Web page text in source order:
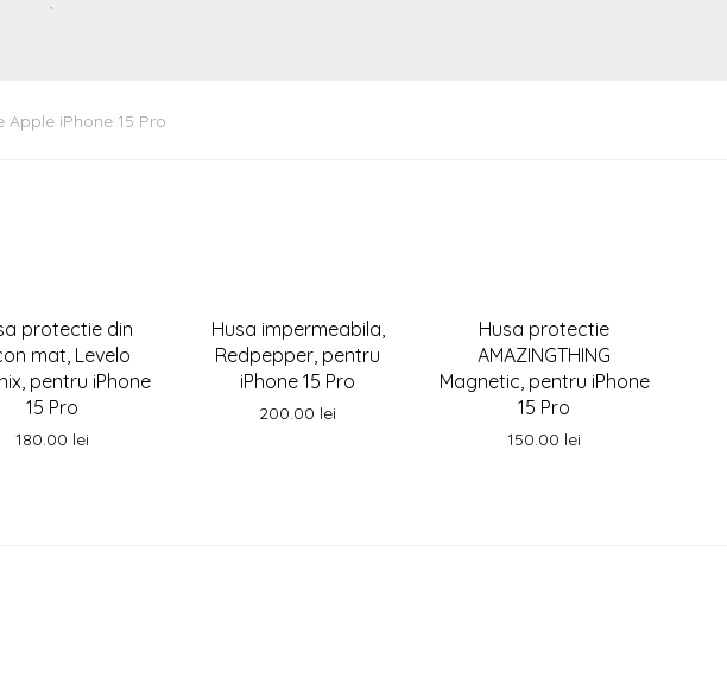
Apple iPhone 15 Pro
protectie din
mat, Levelo
pentru iPhone
15 Pro
180.00 lei
Husa impermeabila,
Redpepper, pentru
iPhone 15 Pro
200.00 lei
Husa protectie
AMAZINGTHING
Magnetic, pentru iPhone
15 Pro
150.00 lei